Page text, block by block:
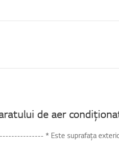
* Este suprafața